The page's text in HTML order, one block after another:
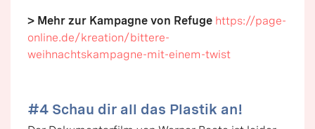
> Mehr zur Kampagne von Refuge https://page-
online.de/kreation/bittere-
weihnachtskampagne-mit-einem-twist
#4 Schau dir all das Plastik an!